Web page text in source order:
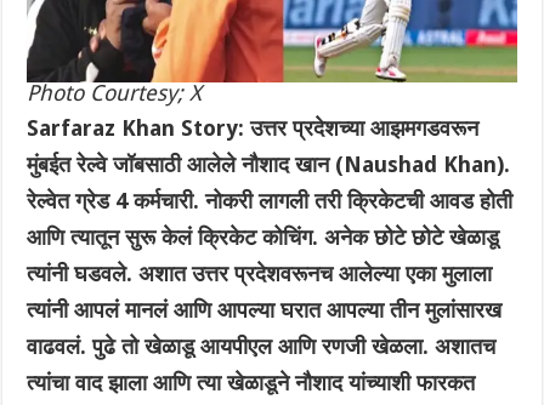
Photo Courtesy; X
Sarfaraz Khan Story: उत्तर प्रदेशच्या आझमगडवरून
मुंबईत रेल्वे जॉबसाठी आलेले नौशाद खान (Naushad Khan).
रेल्वेत ग्रेड 4 कर्मचारी. नोकरी लागली तरी क्रिकेटची आवड होती
आणि त्यातून सुरू केलं क्रिकेट कोचिंग. अनेक छोटे छोटे खेळाडू
त्यांनी घडवले. अशात उत्तर प्रदेशवरूनच आलेल्या एका मुलाला
त्यांनी आपलं मानलं आणि आपल्या घरात आपल्या तीन मुलांसारख
वाढवलं. पुढे तो खेळाडू आयपीएल आणि रणजी खेळला. अशातच
त्यांचा वाद झाला आणि त्या खेळाडूने नौशाद यांच्याशी फारकत